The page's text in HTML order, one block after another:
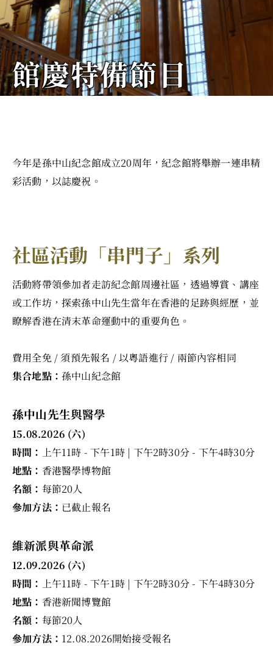
館慶特備節目
今年是孫中山紀念館成立20周年，紀念館將舉辦一連串精
彩活動，以誌慶祝。
社區活動「串門子」系列
活動將帶領參加者走訪紀念館周邊社區，透過導賞、講座
或工作坊，探索孫中山先生當年在香港的足跡與經歷，並
瞭解香港在清末革命運動中的重要角色。
費用全免 / 須預先報名 / 以粵語進行 / 兩節內容相同
集合地點： 孫中山紀念館
孫中山先生與醫學
15.08.2026 (六)
時間： 上午11時 - 下午1時 | 下午2時30分 - 下午4時30分
地點： 香港醫學博物館
名額： 每節20人
參加方法： 已截止報名
維新派與革命派
12.09.2026 (六)
時間： 上午11時 - 下午1時 | 下午2時30分 - 下午4時30分
地點： 香港新聞博覽館
名額： 每節20人
參加方法： 12.08.2026開始接受報名